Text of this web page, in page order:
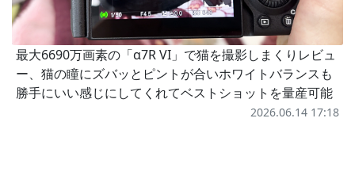
最大6690万画素の「α7R VI」で猫を撮影しまくりレビュ
ー、猫の瞳にズバッとピントが合いホワイトバランスも
勝手にいい感じにしてくれてベストショットを量産可能
2026.06.14 17:18